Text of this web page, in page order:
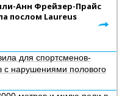
Анн Фрейзер-Прайс
послом Laureus
для спортсменов-
с нарушениями полового